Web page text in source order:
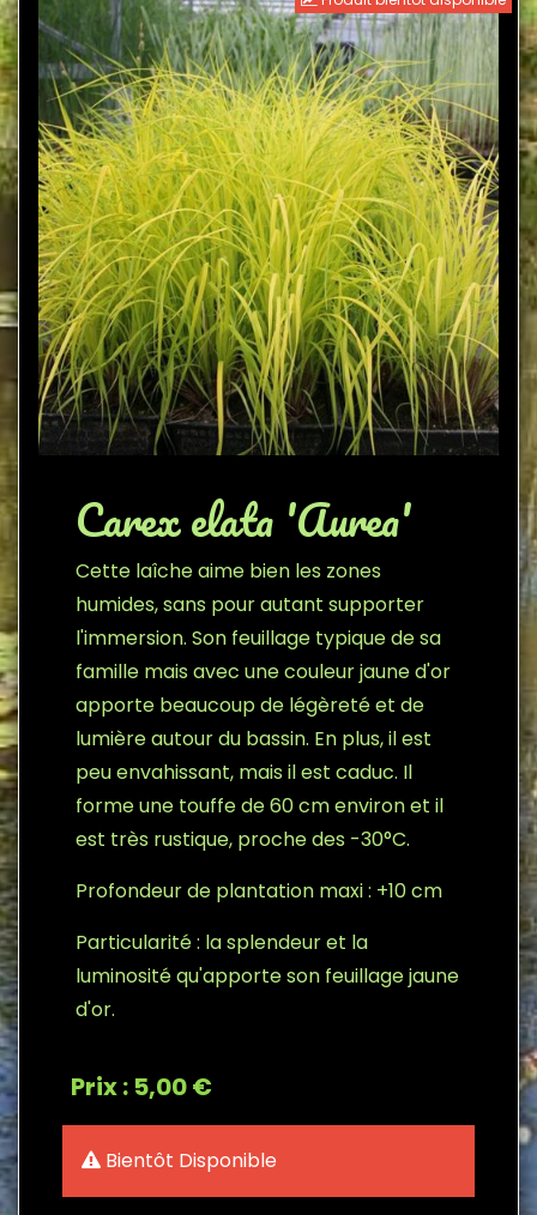
Carex elata 'Aurea'
Cette laîche aime bien les zones
humides, sans pour autant supporter
l'immersion. Son feuillage typique de sa
famille mais avec une couleur jaune d'or
apporte beaucoup de légèreté et de
lumière autour du bassin. En plus, il est
peu envahissant, mais il est caduc. Il
forme une touffe de 60 cm environ et il
est très rustique, proche des -30°C.
Profondeur de plantation maxi : +10 cm
Particularité : la splendeur et la
luminosité qu'apporte son feuillage jaune
d'or.
Prix : 5,00 €
Bientôt Disponible